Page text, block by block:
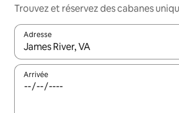
Trouvez et réservez des cabanes
Adresse
Lorsque les résultats s'affichent,
Arrivée